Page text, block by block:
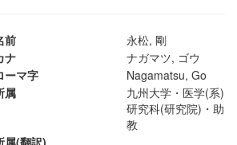
前
永松, 剛
ナ
ナガマツ, ゴウ
ーマ字
Nagamatsu, Go
属
九州大学・医学(系)
研究科(研究院)・助
教
属(翻訳)